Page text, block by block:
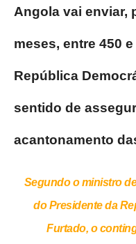
Angola vai enviar,
meses, entre 450
República
sentido de
acantonamento
Segundo o ministro
do Presidente da
Furtado, o